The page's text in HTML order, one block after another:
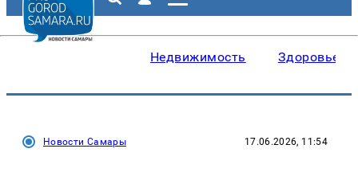
Недвижимость Здоровье
Новости Самары 17.06.2026, 11:54